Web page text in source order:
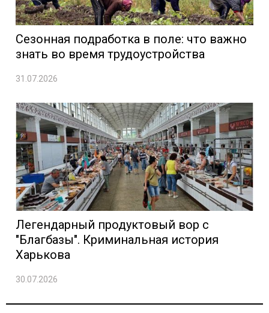
Сезонная подработка в поле: что важно
знать во время трудоустройства
31.07.2026
Легендарный продуктовый вор с
"Благбазы". Криминальная история
Харькова
30.07.2026